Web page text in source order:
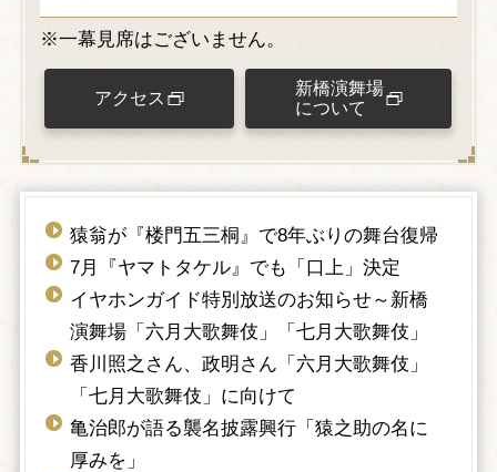
※一幕見席はございません。
アクセス
新橋演舞場
について
猿翁が『楼門五三桐』で8年ぶりの舞台復帰
7月『ヤマトタケル』でも「口上」決定
イヤホンガイド特別放送のお知らせ～新橋
演舞場「六月大歌舞伎」「七月大歌舞伎」
香川照之さん、政明さん「六月大歌舞伎」
「七月大歌舞伎」に向けて
亀治郎が語る襲名披露興行「猿之助の名に
厚みを」